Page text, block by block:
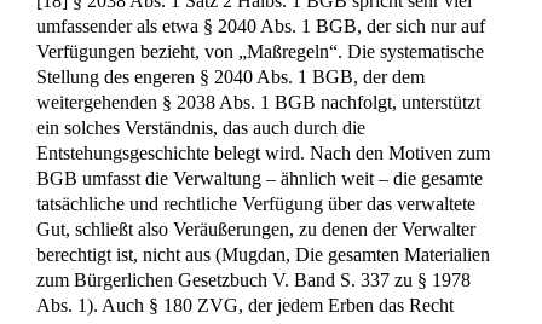
Verfügungen in den Katalog der möglichen
Verwaltungsmaßregeln grundsätzlich mit einbeziehen.
Gestützt wird dies durch die Gesetzgebungsmotive zur
Bruchteilsgemeinschaft. Die Frage nach dem Gegenstand der
Gemeinschaft soll sich aus „den Vorschriften über die in
Frage kommenden Rechtsinstitute“ ergeben (Mugdan, aaO
II. Band S. 488). Dies ist aus dem Kontext der maßgeblichen
Verweisung des § 2038 Abs. 2 Satz 1 BGB der gesamte
Nachlass. So regelt § 2038 Abs. 1 BGB – anders als etwa §
2040 Abs. 1 BGB – nicht (nur) die Verwaltung eines
einzelnen Nachlassgegenstandes, sondern die Verwaltung des